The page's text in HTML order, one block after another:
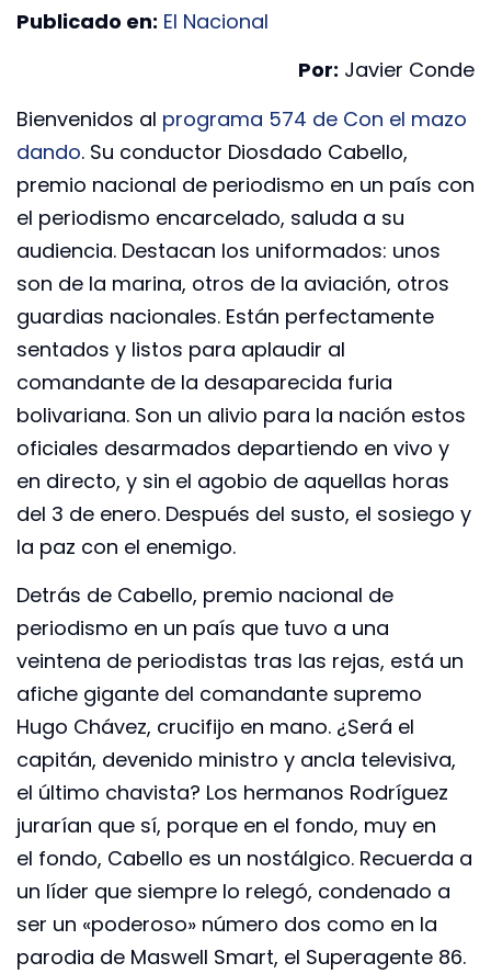
Publicado en: El Nacional
Por: Javier Conde
Bienvenidos al programa 574 de Con el mazo
dando. Su conductor Diosdado Cabello,
premio nacional de periodismo en un país con
el periodismo encarcelado, saluda a su
audiencia. Destacan los uniformados: unos
son de la marina, otros de la aviación, otros
guardias nacionales. Están perfectamente
sentados y listos para aplaudir al
comandante de la desaparecida furia
bolivariana. Son un alivio para la nación estos
oficiales desarmados departiendo en vivo y
en directo, y sin el agobio de aquellas horas
del 3 de enero. Después del susto, el sosiego y
la paz con el enemigo.
Detrás de Cabello, premio nacional de
periodismo en un país que tuvo a una
veintena de periodistas tras las rejas, está un
afiche gigante del comandante supremo
Hugo Chávez, crucifijo en mano. ¿Será el
capitán, devenido ministro y ancla televisiva,
el último chavista? Los hermanos Rodríguez
jurarían que sí, porque en el fondo, muy en
el fondo, Cabello es un nostálgico. Recuerda a
un líder que siempre lo relegó, condenado a
ser un «poderoso» número dos como en la
parodia de Maswell Smart, el Superagente 86.